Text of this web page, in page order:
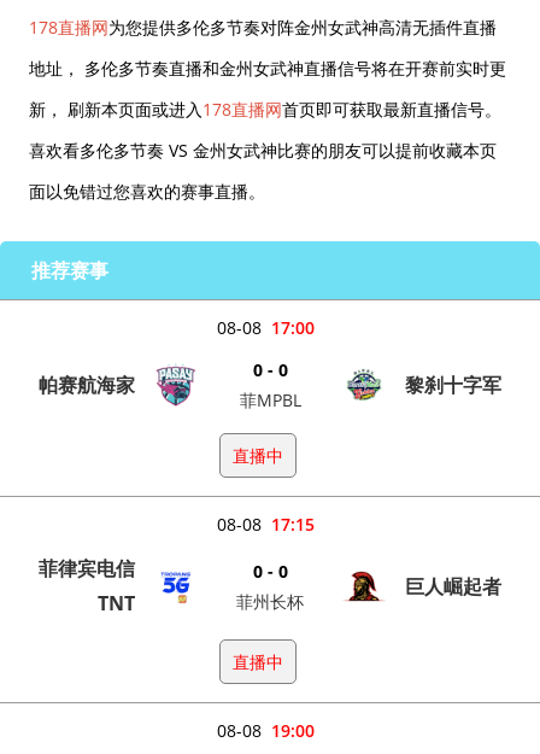
178直播网为您提供多伦多节奏对阵金州女武神高清无插件直播
地址， 多伦多节奏直播和金州女武神直播信号将在开赛前实时更
新， 刷新本页面或进入178直播网首页即可获取最新直播信号。
喜欢看多伦多节奏 VS 金州女武神比赛的朋友可以提前收藏本页
面以免错过您喜欢的赛事直播。
推荐赛事
17:00
08-08
帕赛航海家
0 - 0
菲MPBL
黎刹十字军
直播中
17:15
08-08
菲律宾电信
TNT
0 - 0
菲州长杯
巨人崛起者
直播中
19:00
08-08